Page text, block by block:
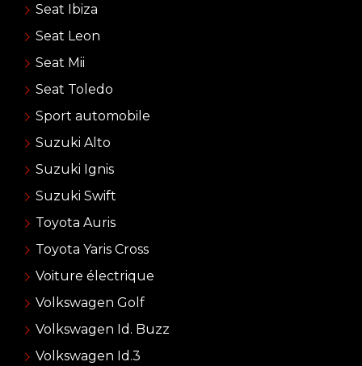
Seat Ibiza
Seat Leon
Seat Mii
Seat Toledo
Sport automobile
Suzuki Alto
Suzuki Ignis
Suzuki Swift
Toyota Auris
Toyota Yaris Cross
Voiture électrique
Volkswagen Golf
Volkswagen Id. Buzz
Volkswagen Id.3